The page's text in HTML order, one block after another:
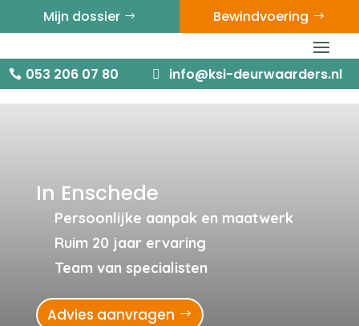
053 206 07 80 -
(09:00 tot 17:00)
info@ksi-
deurwaarders.nl
053 206 07 80
info@ksi-deurwaarders.nl
Mijn dossier Bewindvoering
In Enschede
Persoonlijke aanpak en maatwerk
Ruim 20 jaar ervaring
Team van specialisten
Advies aanvragen